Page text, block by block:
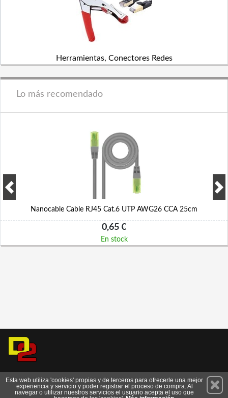
Herramientas, Conectores Redes
Lo más recomendado
Nanocable Cable RJ45 Cat.6 UTP AWG26 CCA 25cm
0,65 €
En stock
Suscríbete
Esta web utiliza 'cookies' propias y de terceros para ofrecerle una mejor
experiencia y servicio y poder registrar el proceso de compra. Al
navegar o utilizar nuestros servicios el usuario acepta el uso que